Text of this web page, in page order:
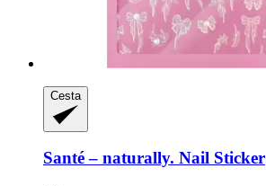
Cesta
Santé – naturally. Nail Sticker